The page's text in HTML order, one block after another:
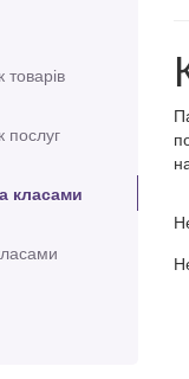
товарів
послуг
класами